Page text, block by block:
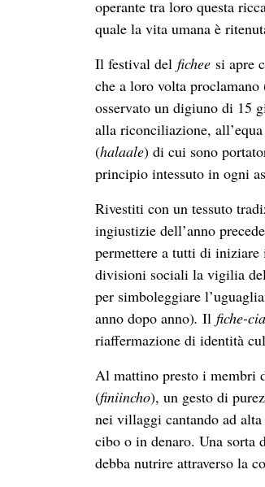
operante tra loro questa
quale la vita umana è
Il festival del fichee si apre
che a loro volta proclamano
osservato un digiuno di 15
alla riconciliazione,
(halaale) di cui sono
principio intessuto in ogni
Rivestiti con un tessuto
ingiustizie dell’anno
permettere a tutti di iniziare
divisioni sociali la vigilia
per simboleggiare
anno dopo anno). Il fiche-
riaffermazione di identità
Al mattino presto i membri
(finiincho), un gesto di
nei villaggi cantando ad alta
cibo o in denaro. Una sorta
debba nutrire attraverso la